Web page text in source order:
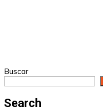
Buscar
Search